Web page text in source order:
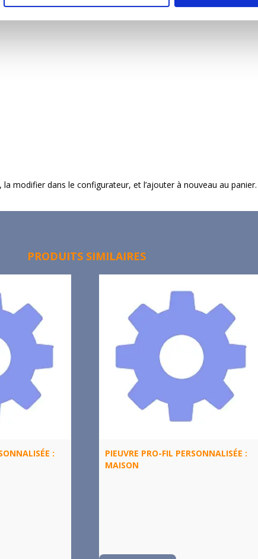
modifier dans le configurateur, et l’ajouter à nouveau au panier.
PRODUITS SIMILAIRES
:
PIEUVRE PRO-FIL PERSONNALISÉE :
MAISON